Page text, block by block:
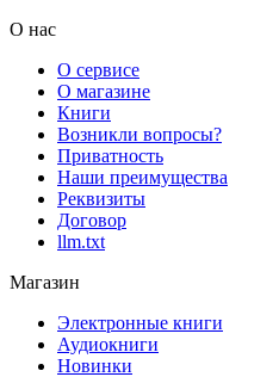
О нас
О сервисе
О магазине
Книги
Возникли вопросы?
Приватность
Наши преимущества
Реквизиты
Договор
llm.txt
Магазин
Электронные книги
Аудиокниги
Новинки